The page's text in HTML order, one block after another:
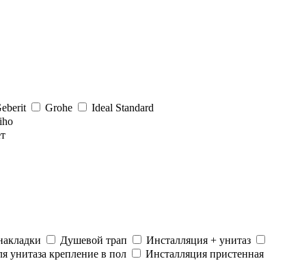
Grohe
Ideal Standard
Душевой трап
Инсталляция + унитаз
унитаза крепление в пол
Инсталляция пристенная